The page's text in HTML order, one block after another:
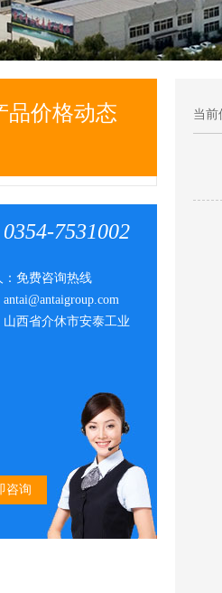
品价格动态
0354-7531002
：免费咨询热线
山西省介休市安泰工业
咨询
当前